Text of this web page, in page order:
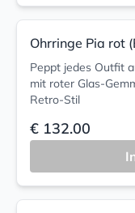
Ohrringe Pia rot
Peppt jedes Outfit
mit roter Glas-
Retro-Stil
€ 132.00